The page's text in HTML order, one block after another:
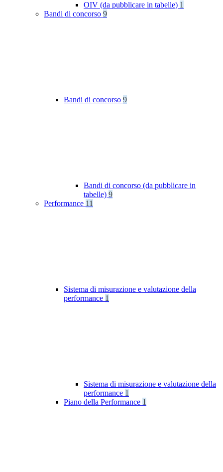
OIV (da pubblicare in tabelle) 1
Bandi di concorso 9
Bandi di concorso 9
Bandi di concorso (da pubblicare in
tabelle) 9
Performance 11
Sistema di misurazione e valutazione della
performance 1
Sistema di misurazione e valutazione della
performance 1
Piano della Performance 1